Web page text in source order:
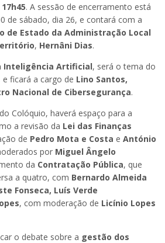
. A sessão de encerramento está
de sábado, dia 26, e contará com a
de Estado da Administração Local
, Hernâni Dias.
Inteligência Artificial, será o tema do
ficará a cargo de Lino Santos,
Nacional de Cibersegurança.
Colóquio, haverá espaço para a
a revisão da Lei das Finanças
de Pedro Mota e Costa e António
por Miguel Ângelo
da Contratação Pública, que
a quatro, com Bernardo Almeida
Fonseca, Luís Verde
, com moderação de Licínio Lopes
o debate sobre a gestão dos